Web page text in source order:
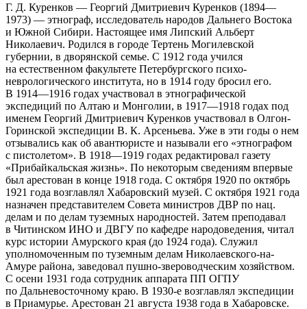
Г. Д. Куренков — Георгий Дмитриевич Куренков (1894—
1973) — этнограф, исследователь народов Дальнего Востока
и Южной Сибири. Настоящее имя Липский Альберт
Николаевич. Родился в городе Тертень Могилевской
губернии, в дворянской семье. С 1912 года учился
на естественном факультете Петербургского психо-
неврологического института, но в 1914 году бросил его.
В 1914—1916 годах участвовал в этнографической
экспедиций по Алтаю и Монголии, в 1917—1918 годах под
именем Георгий Дмитриевич Куренков участвовал в Олгон-
Горинской экспедиции В. К. Арсеньева. Уже в эти годы о нем
отзывались как об авантюристе и называли его «этнографом
с пистолетом». В 1918—1919 годах редактировал газету
«Прибайкальская жизнь». По некоторым сведениям впервые
был арестован в конце 1918 года. С октября 1920 по октябрь
1921 года возглавлял Хабаровский музей. С октября 1921 года
назначен представителем Совета министров ДВР по нац.
делам и по делам туземных народностей. Затем преподавал
в Читинском ИНО и ДВГУ по кафедре народоведения, читал
курс истории Амурского края (до 1924 года). Служил
уполномоченным по туземным делам Николаевского-на-
Амуре района, заведовал пушно-звероводческим хозяйством.
С осени 1931 года сотрудник аппарата ПП ОГПУ
по Дальневосточному краю. В 1930-е возглавлял экспедиции
в Приамурье. Арестован 21 августа 1938 года в Хабаровске.